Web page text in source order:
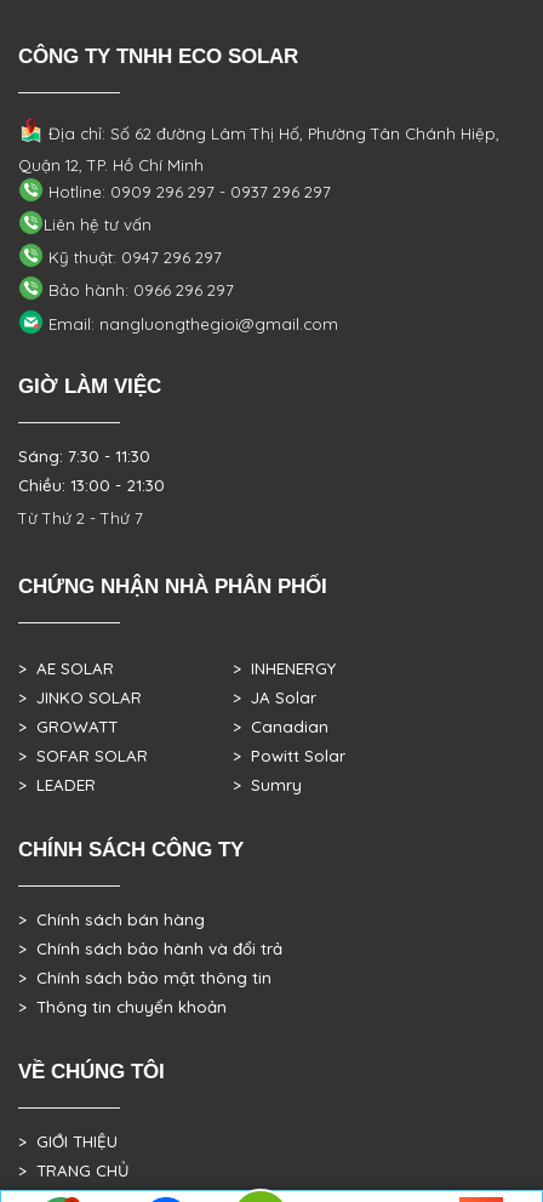
CÔNG TY TNHH ECO SOLAR
Địa chỉ: Số 62 đường Lâm Thị Hố, PhườngTân Chánh Hiệp,
Quận 12, TP. Hồ Chí Minh
Hotline: 0909 296 297 - 0937 296 297
Liên hệ tư vấn
Kỹ thuật: 0947 296 297
Bảo hành: 0966 296 297
Email: nangluongthegioi@gmail.com
GIỜ LÀM VIỆC
Sáng: 7:30 - 11:30
Chiều: 13:00 - 21:30
Từ Thứ 2 - Thứ 7
CHỨNG NHẬN NHÀ PHÂN PHỐI
> AE SOLAR
> JINKO SOLAR
> GROWATT
> SOFAR SOLAR
> LEADER
> INHENERGY
> JA Solar
> Canadian
> Powitt Solar
> Sumry
CHÍNH SÁCH CÔNG TY
> Chính sách bán hàng
> Chính sách bảo hành và đổi trả
> Chính sách bảo mật thông tin
> Thông tin chuyển khoản
VỀ CHÚNG TÔI
> GIỚI THIỆU
> TRANG CHỦ